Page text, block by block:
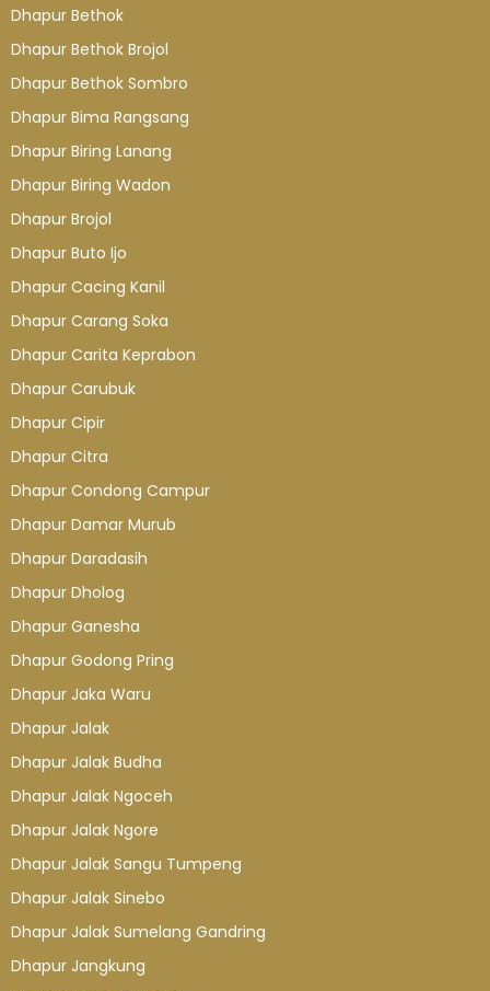
Dhapur Bethok
Dhapur Bethok Brojol
Dhapur Bethok Sombro
Dhapur Bima Rangsang
Dhapur Biring Lanang
Dhapur Biring Wadon
Dhapur Brojol
Dhapur Buto Ijo
Dhapur Cacing Kanil
Dhapur Carang Soka
Dhapur Carita Keprabon
Dhapur Carubuk
Dhapur Cipir
Dhapur Citra
Dhapur Condong Campur
Dhapur Damar Murub
Dhapur Daradasih
Dhapur Dholog
Dhapur Ganesha
Dhapur Godong Pring
Dhapur Jaka Waru
Dhapur Jalak
Dhapur Jalak Budha
Dhapur Jalak Ngoceh
Dhapur Jalak Ngore
Dhapur Jalak Sangu Tumpeng
Dhapur Jalak Sinebo
Dhapur Jalak Sumelang Gandring
Dhapur Jangkung